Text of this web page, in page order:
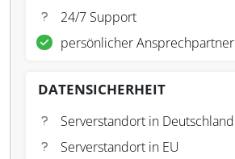
24/7 Support
persönlicher Ansprechpartner
DATENSICHERHEIT
Serverstandort in Deutschland
Serverstandort in EU